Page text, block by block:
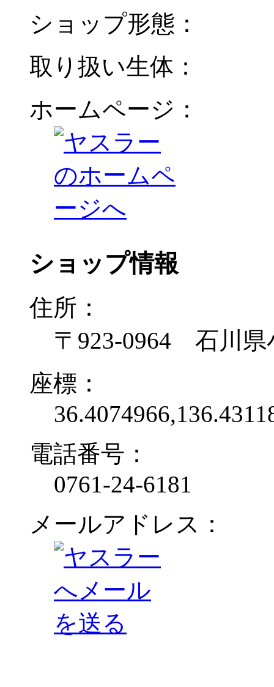
ショップ形態：
取り扱い生体：
ホームページ：
ショップ情報
住所：
〒923-0964 石川県
座標：
電話番号：
0761-24-6181
メールアドレス：